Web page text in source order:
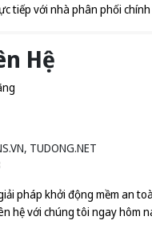
tiếp với nhà phân phối
Hệ
, TUDONG.NET
pháp khởi động mềm an
hệ với chúng tôi ngay hôm